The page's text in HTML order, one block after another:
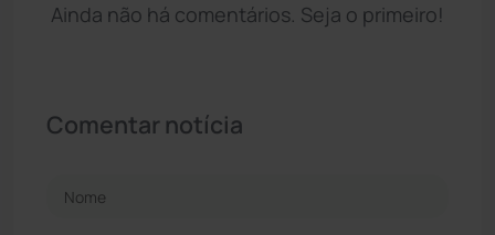
Ainda não há comentários. Seja o primeiro!
Comentar notícia